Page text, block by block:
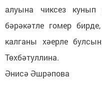
алуына чиксез
бәрәкәтле гомер
калганы хәерле
Төхбәтуллина.
Әнисә Әшрәпова